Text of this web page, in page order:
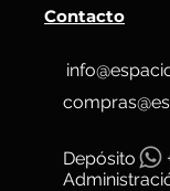
Contacto
Depósito